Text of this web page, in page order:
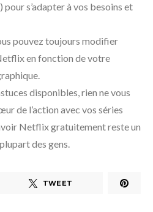
pour s’adapter à vos besoins et
pouvez toujours modifier
en fonction de votre
disponibles, rien ne vous
de l’action avec vos séries
Netflix gratuitement reste un
des gens.
TWEET